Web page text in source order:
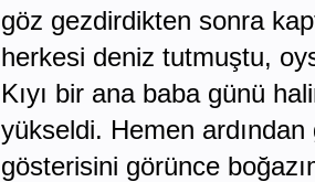
göz gezdirdikten sonra
herkesi deniz tutmuştu,
Kıyı bir ana baba günü
yükseldi. Hemen ardından
gösterisini görünce